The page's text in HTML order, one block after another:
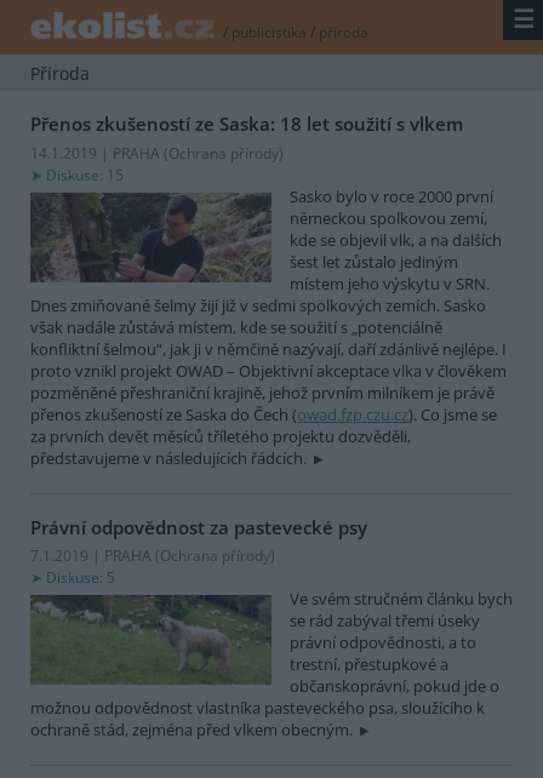
/ publicistika / příroda ☰
Příroda
Přenos zkušeností ze Saska: 18 let soužití s vlkem
14.1.2019 | PRAHA (Ochrana přírody)
Diskuse: 15
Sasko bylo v roce 2000 první
německou spolkovou zemí,
kde se objevil vlk, a na dalších
šest let zůstalo jediným
místem jeho výskytu v SRN.
Dnes zmiňované šelmy žijí již v sedmi spolkových zemích. Sasko
však nadále zůstává místem, kde se soužití s „potenciálně
konfliktní šelmou“, jak ji v němčině nazývají, daří zdánlivě nejlépe. I
proto vznikl projekt OWAD – Objektivní akceptace vlka v člověkem
pozměněné přeshraniční krajině, jehož prvním milníkem je právě
přenos zkušeností ze Saska do Čech (owad.fzp.czu.cz). Co jsme se
za prvních devět měsíců tříletého projektu dozvěděli,
představujeme v následujících řádcích.
Právní odpovědnost za pastevecké psy
7.1.2019 | PRAHA (Ochrana přírody)
Diskuse: 5
Ve svém stručném článku bych
se rád zabýval třemi úseky
právní odpovědnosti, a to
trestní, přestupkové a
občanskoprávní, pokud jde o
možnou odpovědnost vlastníka pasteveckého psa, sloužícího k
ochraně stád, zejména před vlkem obecným.